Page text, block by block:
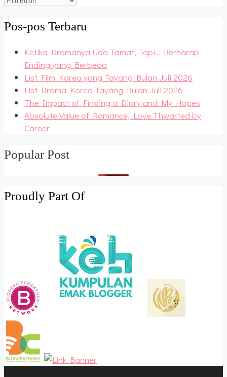
Pos-pos Terbaru
Ketika Dramanya Uda Tamat, Tapi… Berharap
Ending yang Berbeda
List Film Korea yang Tayang Bulan Juli 2026
List Drama Korea Tayang Bulan Juli 2026
The Impact of Finding a Diary and My Hopes
Absolute Value of Romance, Love Thwarted by
Career
Popular Post
Proudly Part Of